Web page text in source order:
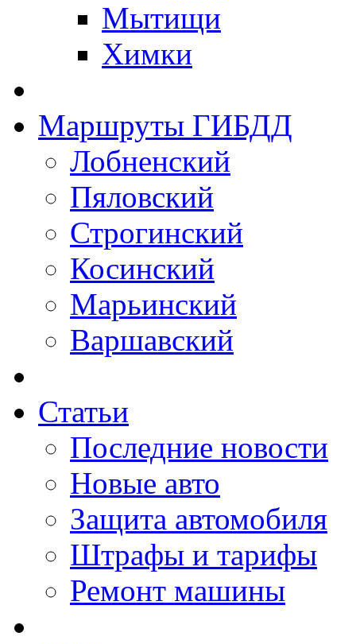
Мытищи
Химки
Маршруты ГИБДД
Лобненский
Пяловский
Строгинский
Косинский
Марьинский
Варшавский
Статьи
Последние новости
Новые авто
Защита автомобиля
Штрафы и тарифы
Ремонт машины